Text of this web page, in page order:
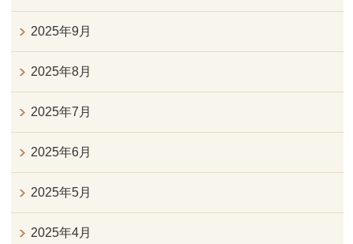
2025年9月
2025年8月
2025年7月
2025年6月
2025年5月
2025年4月